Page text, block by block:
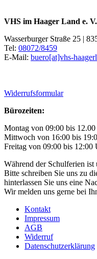
VHS im Haager Land e. V.
Wasserburger Straße 25 |
Tel: 08072/8459
E-Mail: buero[at]vhs-
Widerrufsformular
Bürozeiten:
Montag von 09:00 bis
Mittwoch von 16:00 bis
Freitag von 09:00 bis 12:00
Während der Schulferien
Bitte schreiben Sie uns zu
hinterlassen Sie uns eine
Wir melden uns gerne bei
Kontakt
Impressum
AGB
Widerruf
Datenschutzerklärung